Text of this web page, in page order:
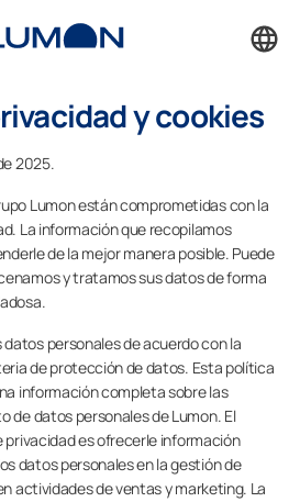
y cookies
2025.
Lumon están comprometidas con la
La información que recopilamos
de la mejor manera posible. Puede
y tratamos sus datos de forma
personales de acuerdo con la
de protección de datos. Esta política
información completa sobre las
de datos personales de Lumon. El
privacidad es ofrecerle información
datos personales en la gestión de
actividades de ventas y marketing. La